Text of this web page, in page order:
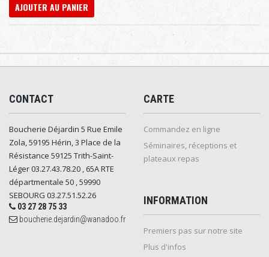
AJOUTER AU PANIER
CONTACT
Boucherie Déjardin 5 Rue Emile
Zola, 59195 Hérin, 3 Place de la
Résistance 59125 Trith-Saint-
Léger 03.27.43.78.20 , 65A RTE
départmentale 50 , 59990
SEBOURG 03.27.51.52.26
03 27 28 75 33
boucherie.dejardin@wanadoo.fr
CARTE
Commandez en ligne
Séminaires, réceptions et
plateaux repas
INFORMATION
Premiers pas sur notre site
Plus d'infos